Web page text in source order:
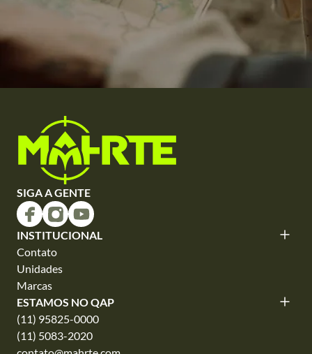
SIGA A GENTE
INSTITUCIONAL
Contato
Unidades
Marcas
ESTAMOS NO QAP
(11) 95825-0000
(11) 5083-2020